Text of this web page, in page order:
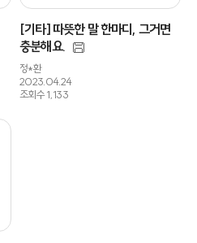
[기타] 따뜻한 말 한마디, 그거면
충분해요.
정*환
2023.04.24
조회수 1,133